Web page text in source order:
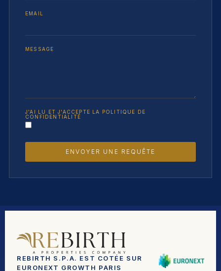
EMAIL
MESSAGE
J'AI LU ET J'ACCEPTE LA POLITIQUE DE
CONFIDENTIALITÉ
ENVOYER UNE REQUÊTE
REBIRTH S.P.A. EST COTÉE SUR
EURONEXT GROWTH PARIS